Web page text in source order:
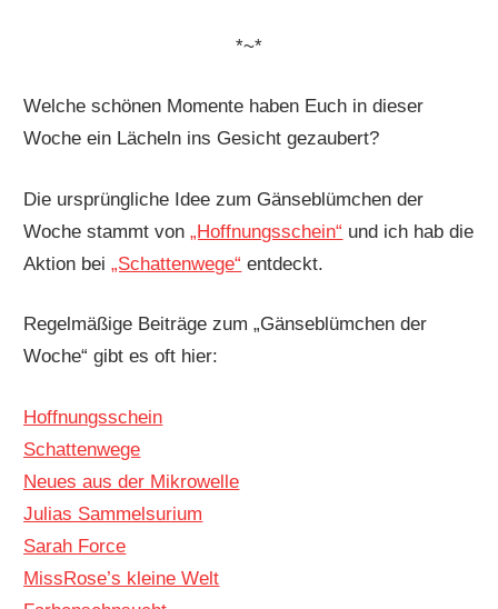
*~*
Welche schönen Momente haben Euch in dieser
Woche ein Lächeln ins Gesicht gezaubert?
Die ursprüngliche Idee zum Gänseblümchen der
Woche stammt von„Hoffnungsschein“ und ich hab die
Aktion bei„Schattenwege“ entdeckt.
Regelmäßige Beiträge zum „Gänseblümchen der
Woche“ gibt es oft hier:
Hoffnungsschein
Schattenwege
Neues aus der Mikrowelle
Julias Sammelsurium
Sarah Force
MissRose’s kleine Welt